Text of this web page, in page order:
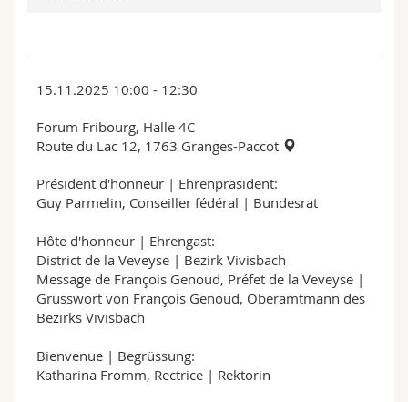
15.11.2025 10:00 - 12:30
Forum Fribourg, Halle 4C
Route du Lac 12, 1763 Granges-Paccot
Président d'honneur | Ehrenpräsident:
Guy Parmelin, Conseiller fédéral | Bundesrat
Hôte d'honneur | Ehrengast:
District de la Veveyse | Bezirk Vivisbach
Message de François Genoud, Préfet de la Veveyse |
Grusswort von François Genoud, Oberamtmann des
Bezirks Vivisbach
Bienvenue | Begrüssung:
Katharina Fromm, Rectrice | Rektorin